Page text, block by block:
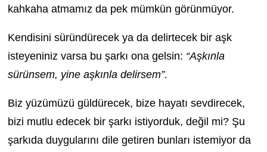
kahkaha atmamız da pek mümkün görünmüyor.
Kendisini süründürecek ya da delirtecek bir aşk
isteyeniniz varsa bu şarkı ona gelsin: “Aşkınla
sürünsem, yine aşkınla delirsem”.
Biz yüzümüzü güldürecek, bize hayatı sevdirecek,
bizi mutlu edecek bir şarkı istiyorduk, değil mi? Şu
şarkıda duygularını dile getiren bunları istemiyor da